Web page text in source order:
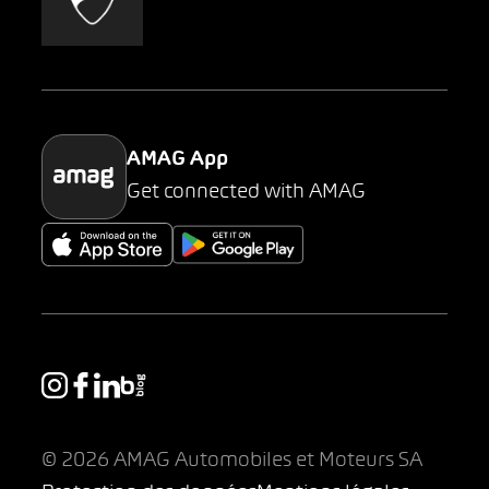
Parking
AMAG App
Get connected with AMAG
© 2026 AMAG Automobiles et Moteurs SA